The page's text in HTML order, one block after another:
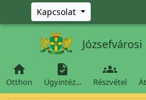
Ugrás a fő tartalomra
Kapcsolat

Otthon

Ügyintéz…

Részvétel